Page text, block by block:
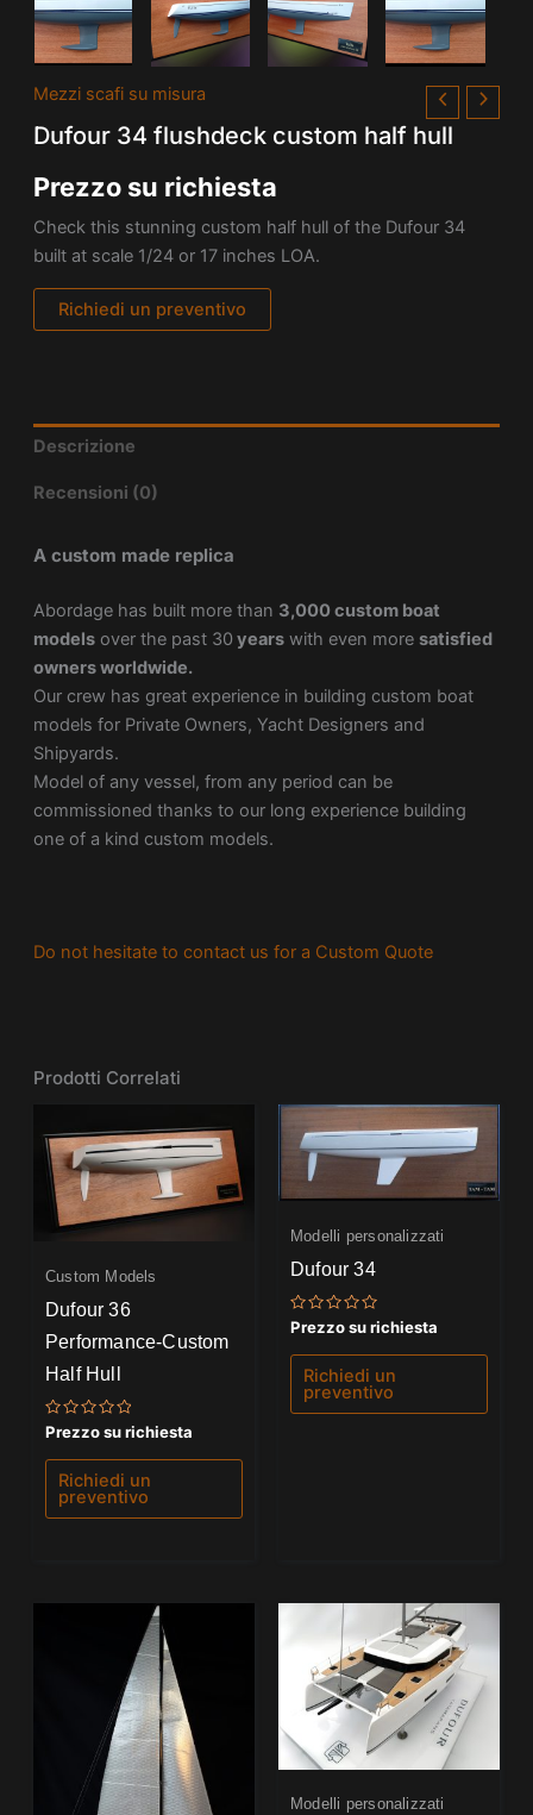
Mezzi scafi su misura
Dufour 34 flushdeck custom half hull
Prezzo su richiesta
Check this stunning custom half hull of the Dufour 34
built at scale 1/24 or 17 inches LOA.
Richiedi un preventivo
Descrizione
Recensioni (0)
A custom made replica
Abordage has built more than 3,000 custom boat
modelsover the past 30 yearswith even more satisfied
owners worldwide.
Our crew has great experience in building custom boat
models for Private Owners, Yacht Designers and
Shipyards.
Model of any vessel, from any period can be
commissioned thanks to our long experience building
one of a kind custom models.
Do not hesitate to contact us for a Custom Quote
Prodotti Correlati
Custom Models
Dufour 36
Performance-Custom
Half Hull
Valutato
su
Prezzo su richiesta
Richiedi un
preventivo
Modelli personalizzati
Dufour 34
Valutato
0
su
Prezzo su richiesta
Richiedi un
preventivo
Modelli personalizzati